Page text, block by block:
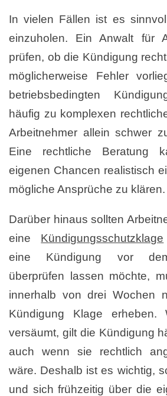
In vielen Fällen ist es
einzuholen. Ein Anwalt für
prüfen, ob die Kündigung
möglicherweise Fehler
betriebsbedingten
häufig zu komplexen
Arbeitnehmer allein schwer
Eine rechtliche Beratung
eigenen Chancen realistisch
mögliche Ansprüche zu klären.
Darüber hinaus sollten
eine Kündigungsschutzklage
eine Kündigung vor
überprüfen lassen möchte,
innerhalb von drei Wochen
Kündigung Klage erheben.
versäumt, gilt die Kündigung
auch wenn sie rechtlich
wäre. Deshalb ist es wichtig,
und sich frühzeitig über die